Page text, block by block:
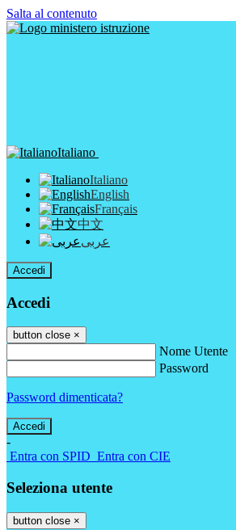
Salta al contenuto
Italiano
Italiano
English
Français
中文
عربى
Accedi
Accedi
button close ×
Nome Utente
Password
Password dimenticata?
-
Entra con SPID Entra con CIE
Seleziona utente
button close ×